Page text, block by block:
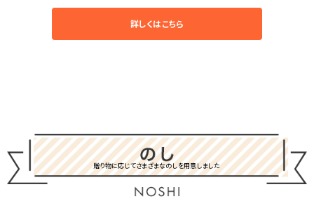
詳しくはこちら
贈り物に応じてさまざまなのしを用意しました